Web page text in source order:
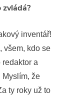
zvládá?
inventář!
všem, kdo se
a
Myslím, že
ty roky už to